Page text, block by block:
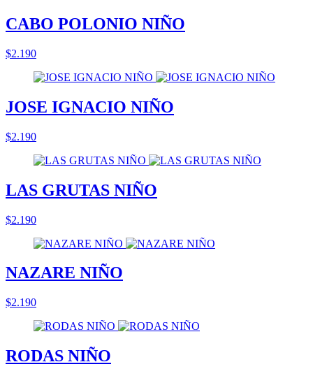
CABO POLONIO NIÑO
$2.190
JOSE IGNACIO NIÑO
$2.190
LAS GRUTAS NIÑO
$2.190
NAZARE NIÑO
$2.190
RODAS NIÑO